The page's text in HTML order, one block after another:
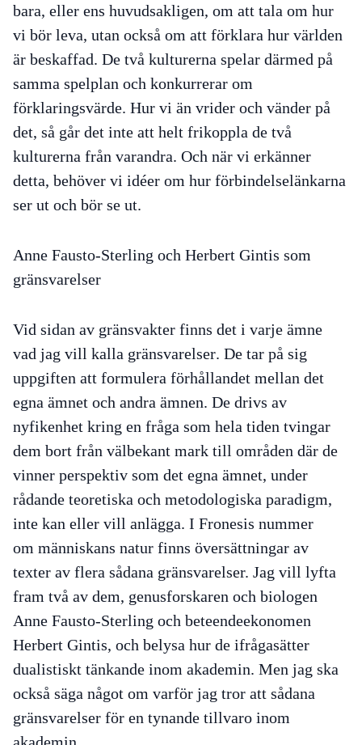
bara, eller ens huvudsakligen, om att tala om hur
vi bör leva, utan också om att förklara hur världen
är beskaffad. De två kulturerna spelar därmed på
samma spelplan och konkurrerar om
förklaringsvärde. Hur vi än vrider och vänder på
det, så går det inte att helt frikoppla de två
kulturerna från varandra. Och när vi erkänner
detta, behöver vi idéer om hur förbindelselänkarna
ser ut och bör se ut.
Anne Fausto-Sterling och Herbert Gintis som
gränsvarelser
Vid sidan av gränsvakter finns det i varje ämne
vad jag vill kalla gränsvarelser. De tar på sig
uppgiften att formulera förhållandet mellan det
egna ämnet och andra ämnen. De drivs av
nyfikenhet kring en fråga som hela tiden tvingar
dem bort från välbekant mark till områden där de
vinner perspektiv som det egna ämnet, under
rådande teoretiska och metodologiska paradigm,
inte kan eller vill anlägga. I Fronesis nummer
om människans natur finns översättningar av
texter av flera sådana gränsvarelser. Jag vill lyfta
fram två av dem, genusforskaren och biologen
Anne Fausto-Sterling och beteendeekonomen
Herbert Gintis, och belysa hur de ifrågasätter
dualistiskt tänkande inom akademin. Men jag ska
också säga något om varför jag tror att sådana
gränsvarelser för en tynande tillvaro inom